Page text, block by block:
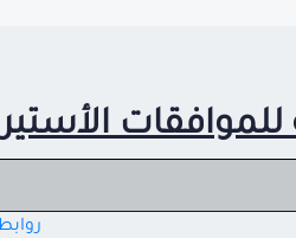
للموافقات